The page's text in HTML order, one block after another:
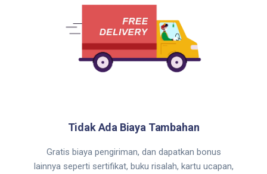
Tidak Ada Biaya Tambahan
Gratis biaya pengiriman, dan dapatkan bonus
lainnya seperti sertifikat, buku risalah, kartu ucapan,